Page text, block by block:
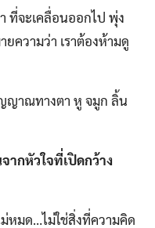
ที่จะเคลื่อนออกไป พุ่ง
ความว่า เราต้องห้ามดู
ญาณทางตา หู จมูก ลิ้น
ากหัวใจที่เปิดกว้าง
หมด…ไม่ใช่สิ่งที่ความคิด